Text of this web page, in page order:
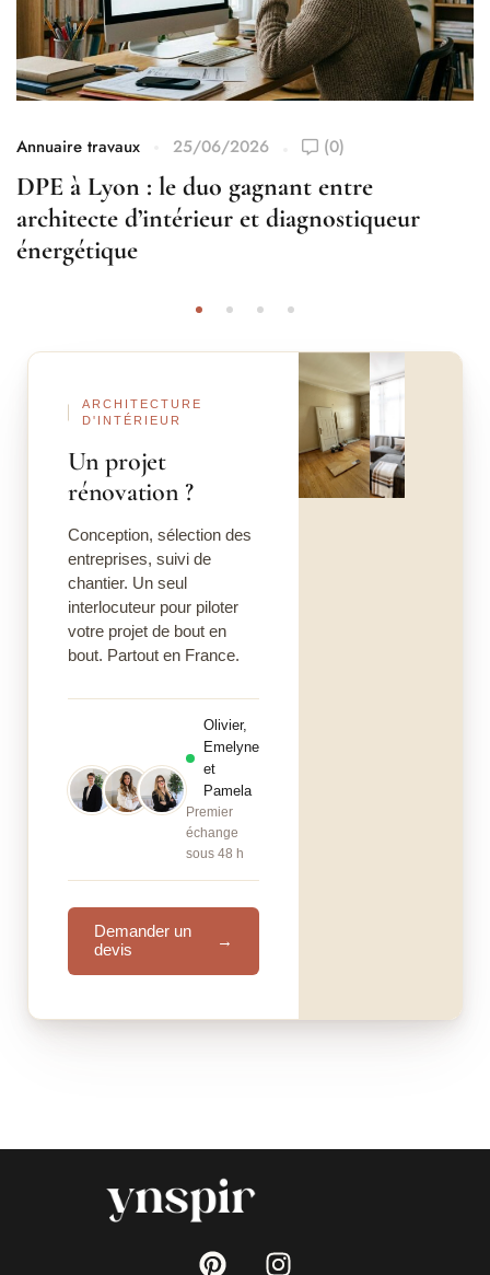
Annuaire travaux 25/06/2026 (0)
DPE à Lyon : le duo gagnant entre
architecte d’intérieur et diagnostiqueur
énergétique
ARCHITECTURE
D'INTÉRIEUR
Un projet
rénovation ?
Conception, sélection des
entreprises, suivi de
chantier. Un seul
interlocuteur pour piloter
votre projet de bout en
bout. Partout en France.
Olivier,
Emelyne
et
Pamela
Premier
échange
sous 48 h
Demander un
devis
→
Après